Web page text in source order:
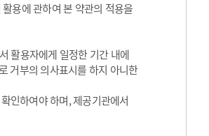
용에 관하여 본 약관의 적용을
활용자에게 일정한 기간 내에
거부의 의사표시를 하지 아니한
인하여야 하며, 제공기관에서